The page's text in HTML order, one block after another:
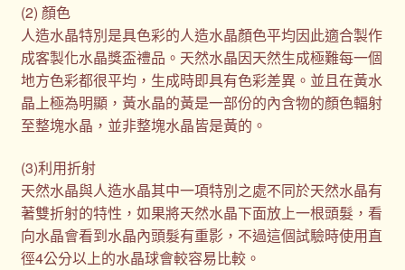
(2) 顏色
人造水晶特別是具色彩的人造水晶顏色平均因此適合製作
成客製化水晶獎盃禮品。天然水晶因天然生成極難每一個
地方色彩都很平均，生成時即具有色彩差異。並且在黃水
晶上極為明顯，黃水晶的黃是一部份的內含物的顏色輻射
至整塊水晶，並非整塊水晶皆是黃的。
(3)利用折射
天然水晶與人造水晶其中一項特別之處不同於天然水晶有
著雙折射的特性，如果將天然水晶下面放上一根頭髮，看
向水晶會看到水晶內頭髮有重影，不過這個試驗時使用直
徑4公分以上的水晶球會較容易比較。